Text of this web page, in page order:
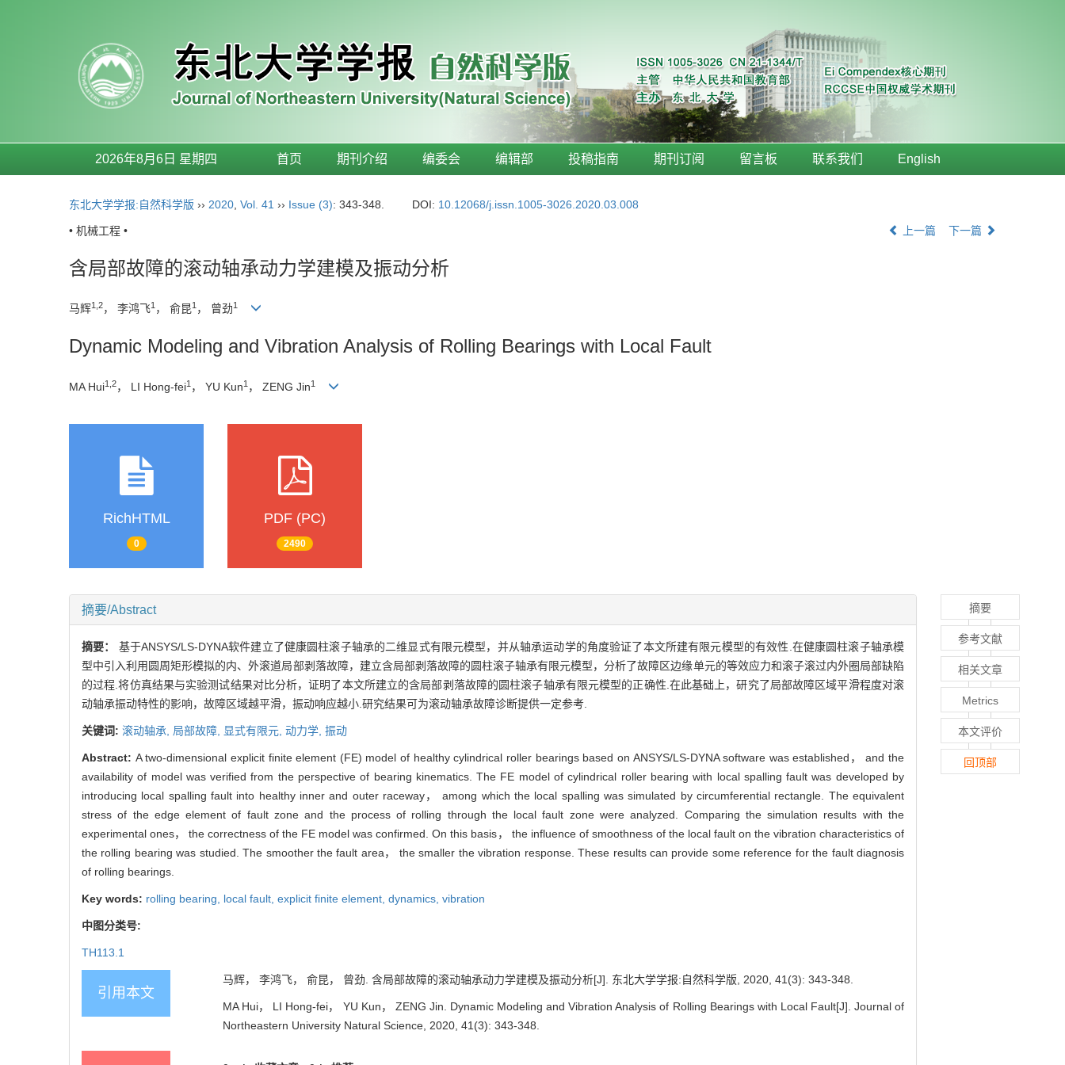
2026年8月6日 星期四 首页 期刊介绍 编委会 编辑部 投稿指南 期刊订阅 留言板 联系我们 English
东北大学学报:自然科学版 ›› 2020 Vol. 41 ›› Issue (3): 343-348. DOI: 10.12068/j.issn.1005-3026.2020.03.008
• 机械工程 • 上一篇 下一篇
含局部故障的滚动轴承动力学建模及振动分析
马辉1,2， 李鸿飞1 ， 俞昆1 ， 曾劲1
Dynamic Modeling and Vibration Analysis of Rolling Bearings with Local Fault
MA Hui1,2， LI Hong-fei1 ， YU Kun1 ， ZENG Jin1
RichHTML
0
PDF (PC)
2490
摘要/Abstract
摘要： 基于ANSYS/LS-DYNA软件建立了健康圆柱滚子轴承的二维显式有限元模型，并从轴承运动学的角度验证了本文所建有限元模型的有效性.在健康圆柱滚子轴承模
型中引入利用圆周矩形模拟的内、外滚道局部剥落故障，建立含局部剥落故障的圆柱滚子轴承有限元模型，分析了故障区边缘单元的等效应力和滚子滚过内外圈局部缺陷
的过程.将仿真结果与实验测试结果对比分析，证明了本文所建立的含局部剥落故障的圆柱滚子轴承有限元模型的正确性.在此基础上，研究了局部故障区域平滑程度对滚
动轴承振动特性的影响，故障区域越平滑，振动响应越小.研究结果可为滚动轴承故障诊断提供一定参考.
关键词: 滚动轴承, 局部故障, 显式有限元, 动力学, 振动
Abstract: A two-dimensional explicit finite element (FE) model of healthy cylindrical roller bearings based on ANSYS/LS-DYNA software was established， and the
availability of model was verified from the perspective of bearing kinematics. The FE model of cylindrical roller bearing with local spalling fault was developed by
introducing local spalling fault into healthy inner and outer raceway， among which the local spalling was simulated by circumferential rectangle. The equivalent
stress of the edge element of fault zone and the process of rolling through the local fault zone were analyzed. Comparing the simulation results with the
experimental ones， the correctness of the FE model was confirmed. On this basis， the influence of smoothness of the local fault on the vibration characteristics of
the rolling bearing was studied. The smoother the fault area， the smaller the vibration response. These results can provide some reference for the fault diagnosis
of rolling bearings.
Key words: rolling bearing, local fault, explicit finite element, dynamics, vibration
中图分类号:
TH113.1
引用本文
马辉， 李鸿飞， 俞昆， 曾劲. 含局部故障的滚动轴承动力学建模及振动分析[J]. 东北大学学报:自然科学版, 2020, 41(3): 343-348.
MA Hui， LI Hong-fei， YU Kun， ZENG Jin. Dynamic Modeling and Vibration Analysis of Rolling Bearings with Local Fault[J]. Journal of
Northeastern University Natural Science, 2020, 41(3): 343-348.
摘要
参考文献
相关文章
Metrics
本文评价
回顶部